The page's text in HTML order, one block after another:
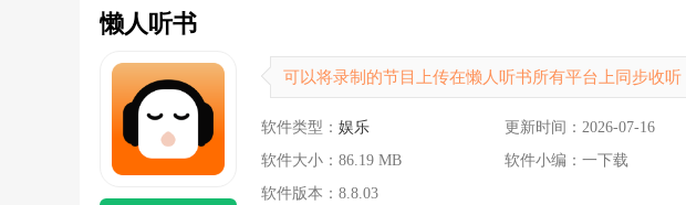
懒人听书
可以将录制的节目上传在懒人听书所有平台上同步收听
软件类型： 娱乐 更新时间： 2026-07-16
软件大小： 86.19 MB 软件小编： 一下载
软件版本： 8.8.03